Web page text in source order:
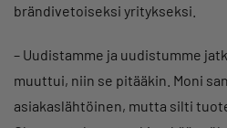
brändivetoiseksi yritykseksi.
– Uudistamme ja uudistumme
muuttui, niin se pitääkin. Moni
asiakaslähtöinen, mutta silti